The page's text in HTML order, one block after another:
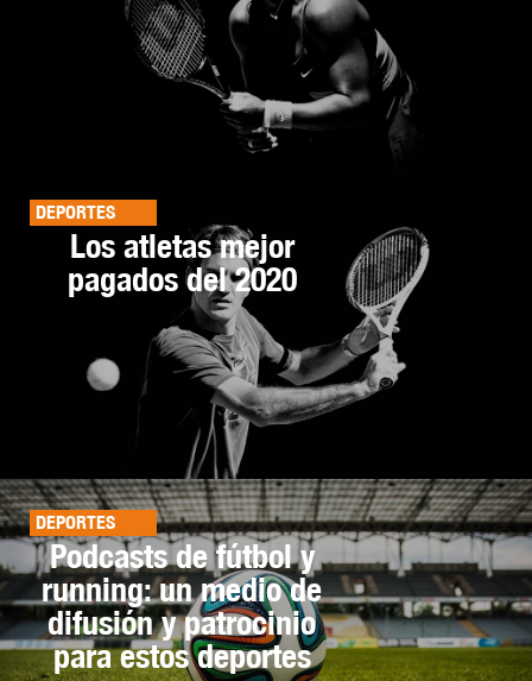
DEPORTES
Los atletas mejor
pagados del 2020
DEPORTES
Podcasts de fútbol y
running: un medio de
difusión y patrocinio
para estos deportes